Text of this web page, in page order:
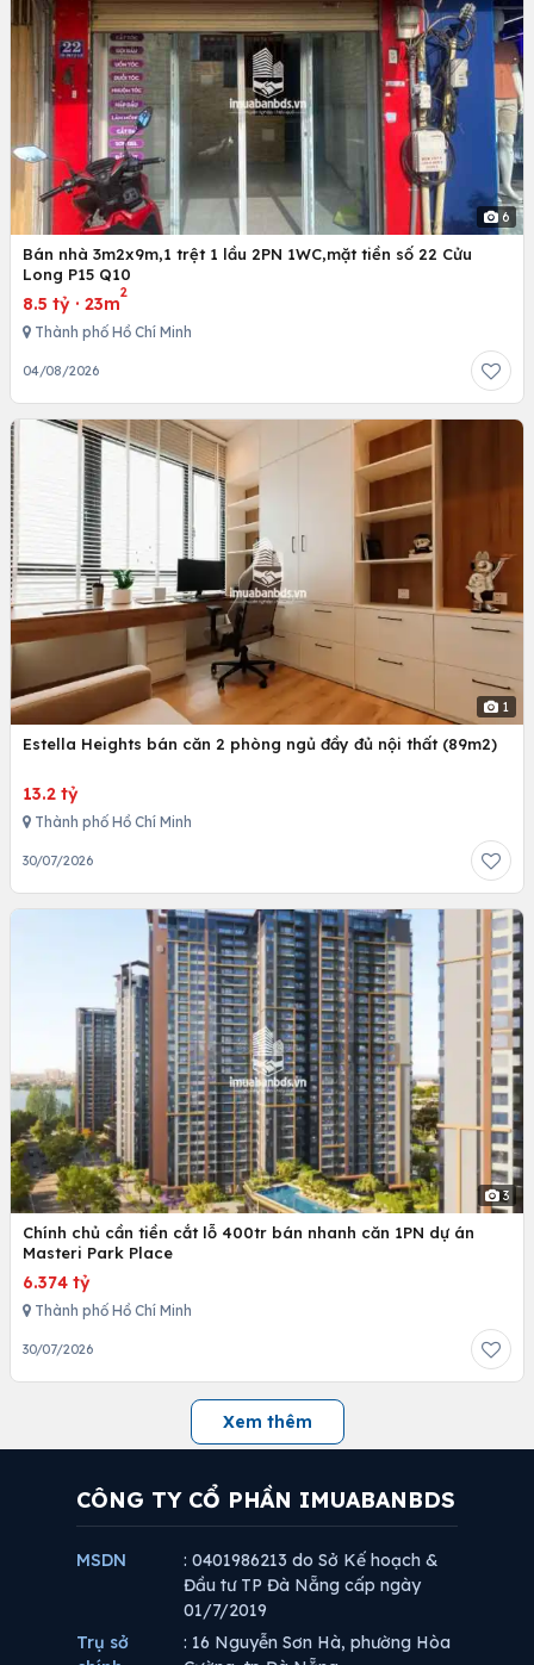
6
Bán nhà 3m2x9m,1 trệt 1 lầu 2PN 1WC,mặt tiền số 22 Cửu
Long P15 Q10
8.5 tỷ · 23m
2
Thành phố Hồ Chí Minh
04/08/2026
1
Estella Heights bán căn 2 phòng ngủ đầy đủ nội thất (89m2)
13.2 tỷ
Thành phố Hồ Chí Minh
30/07/2026
3
Chính chủ cần tiền cắt lỗ 400tr bán nhanh căn 1PN dự án
Masteri Park Place
6.374 tỷ
Thành phố Hồ Chí Minh
30/07/2026
Xem thêm
CÔNG TY CỔ PHẦN IMUABANBDS
MSDN
: 0401986213 do Sở Kế hoạch &
Đầu tư TP Đà Nẵng cấp ngày
01/7/2019
Trụ sở
: 16 Nguyễn Sơn Hà, phường Hòa